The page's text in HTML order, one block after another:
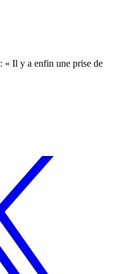
« Il y a enfin une prise de